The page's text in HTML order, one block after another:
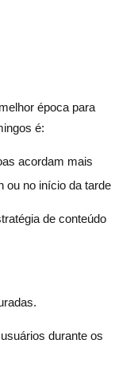
época para
é:
acordam mais
ou no início da tarde
de conteúdo
durante os